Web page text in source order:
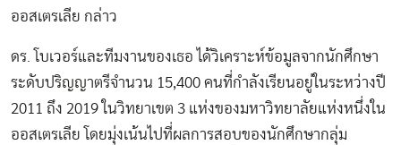
ออสเตรเลีย กล่าว
ดร. โบเวอร์และทีมงานของเธอ ได้วิเคราะห์ข้อมูลจากนักศึกษา
ระดับปริญญาตรีจำนวน 15,400 คนที่กำลังเรียนอยู่ในระหว่างปี
2011 ถึง 2019 ในวิทยาเขต 3 แห่งของมหาวิทยาลัยแห่งหนึ่งใน
ออสเตรเลีย โดยมุ่งเน้นไปที่ผลการสอบของนักศึกษากลุ่ม